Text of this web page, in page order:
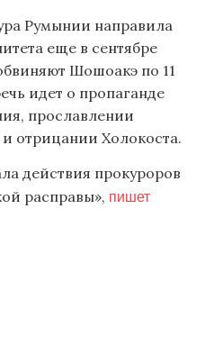
Румынии направила
еще в сентябре
Шошоакэ по 11
идет о пропаганде
прославлении
отрицании Холокоста.
действия прокуроров
расправы», пишет